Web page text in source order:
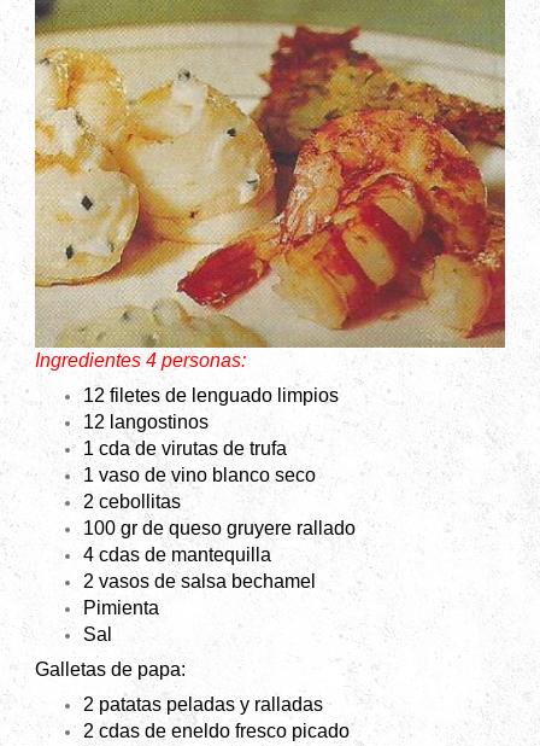
Ingredientes 4 personas:
12 filetes de lenguado limpios
12 langostinos
1 cda de virutas de trufa
1 vaso de vino blanco seco
2 cebollitas
100 gr de queso gruyere rallado
4 cdas de mantequilla
2 vasos de salsa bechamel
Pimienta
Sal
Galletas de papa:
2 patatas peladas y ralladas
2 cdas de eneldo fresco picado